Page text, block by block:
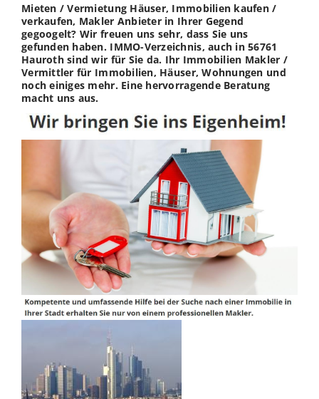
Mieten / Vermietung Häuser, Immobilien kaufen /
verkaufen, Makler Anbieter in Ihrer Gegend
gegoogelt? Wir freuen uns sehr, dass Sie uns
gefunden haben. IMMO-Verzeichnis, auch in 56761
Hauroth sind wir für Sie da. Ihr Immobilien Makler /
Vermittler für Immobilien, Häuser, Wohnungen und
noch einiges mehr. Eine hervorragende Beratung
macht uns aus.